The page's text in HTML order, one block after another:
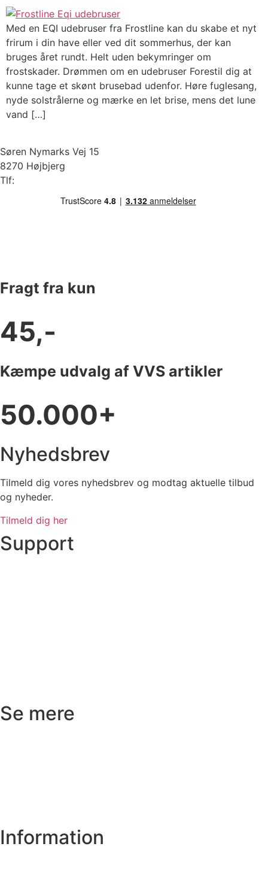
Med en EQI udebruser fra Frostline kan du skabe et nyt
frirum i din have eller ved dit sommerhus, der kan
bruges året rundt. Helt uden bekymringer om
frostskader. Drømmen om en udebruser Forestil dig at
kunne tage et skønt brusebad udenfor. Høre fuglesang,
nyde solstrålerne og mærke en let brise, mens det lune
vand […]
Søren Nymarks Vej 15
8270 Højbjerg
Tlf:
Fragt fra kun
45,-
Kæmpe udvalg af VVS artikler
50.000+
Nyhedsbrev
Tilmeld dig vores nyhedsbrev og modtag aktuelle tilbud
og nyheder.
Tilmeld dig her
Support
Se mere
Information